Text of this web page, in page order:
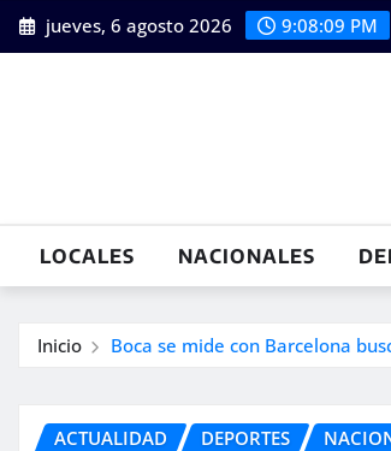
Saltar
al
jueves, 6 agosto 2026 9:08:11 PM
LOCALES NACIONALES
Inicio Boca se mide con Barcelona
ACTUALIDAD DEPORTES